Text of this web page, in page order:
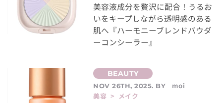
美容液成分を贅沢に配合！うるお
いをキープしながら透明感のある
肌へ『ハーモニーブレンドパウダ
ーコンシーラー』
NOV 26TH, 2025. BY
moi
美容 > メイク